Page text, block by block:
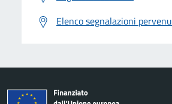
Elenco segnalazioni